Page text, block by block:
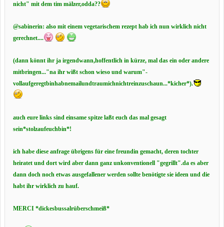
nicht" mit dem tim mälzer,odda??
@sabinerin: also mit einem vegetarischem rezept hab ich nun wirklich nicht
gerechnet....
(dann könnt ihr ja irgendwann,hoffentlich in kürze, mal das ein oder andere
mitbringen..."na ihr wißt schon wieso und warum"-
vollaufgeregtbinhabnemailundtraumichnichtreinzuschaun...*kicher*).
auch eure links sind einsame spitze laßt euch das mal gesagt
sein*stolzaufeuchbin*!
ich habe diese anfrage übrigens für eine freundin gemacht, deren tochter
heiratet und dort wird aber dann ganz unkonventionell "gegrillt".da es aber
dann doch noch etwas ausgefallener werden sollte benötigte sie ideen und die
habt ihr wirklich zu hauf.
MERCI *dickesbussalrüberschmeiß*